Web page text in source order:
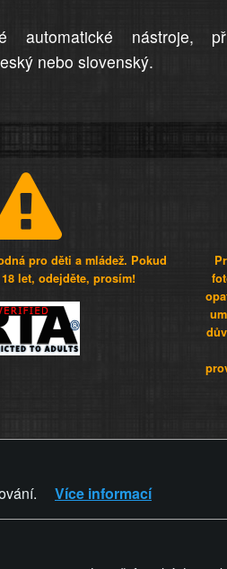
automatické nástroje,
nebo slovenský.
pro děti a mládež. Pokud
let, odejděte, prosím!
ZVRÁCENÝ.CZ PRAVIDLA A
Více informací